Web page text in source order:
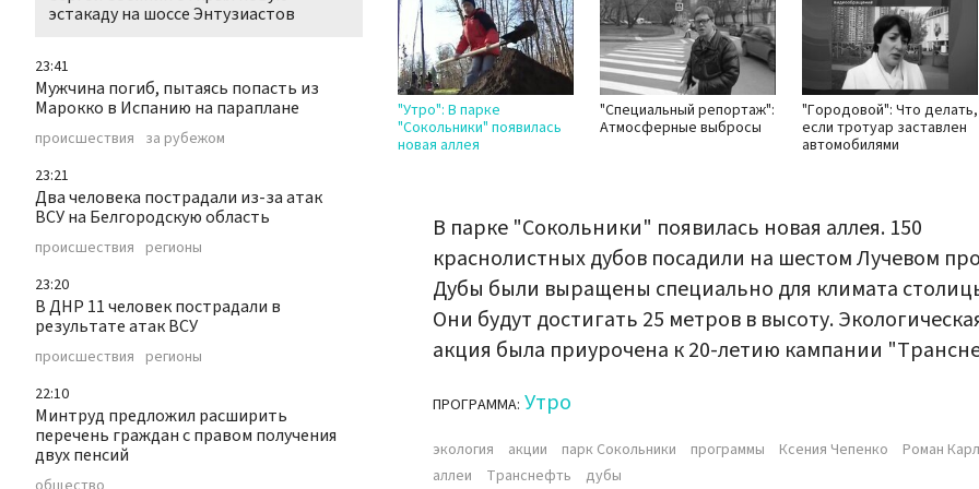
эстакаду на шоссе Энтузиастов
23:41
Мужчина погиб, пытаясь попасть из
Марокко в Испанию на параплане
происшествия за рубежом
23:21
Два человека пострадали из-за атак
ВСУ на Белгородскую область
происшествия регионы
23:20
В ДНР 11 человек пострадали в
результате атак ВСУ
происшествия регионы
22:10
Минтруд предложил расширить
перечень граждан с правом получения
двух пенсий
"Утро": В парке
"Сокольники" появилась
новая аллея
"Специальный репортаж":
Атмосферные выбросы
"Городовой": Что делать,
если тротуар заставлен
автомобилями
В парке "Сокольники" появилась новая аллея. 150
краснолистных дубов посадили на шестом Лучевом
Дубы были выращены специально для климата
Они будут достигать 25 метров в высоту.
акция была приурочена к 20-летию кампании
ПРОГРАММА: Утро
экология акции парк Сокольники программы Ксения Чепенко
Роман
аллеи
Транснефть дубы